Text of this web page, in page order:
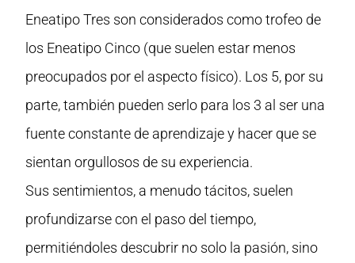
Eneatipo Tres son considerados como trofeo de
los Eneatipo Cinco (que suelen estar menos
preocupados por el aspecto físico). Los 5, por su
parte, también pueden serlo para los 3 al ser una
fuente constante de aprendizaje y hacer que se
sientan orgullosos de su experiencia.
Sus sentimientos, a menudo tácitos, suelen
profundizarse con el paso del tiempo,
permitiéndoles descubrir no solo la pasión, sino